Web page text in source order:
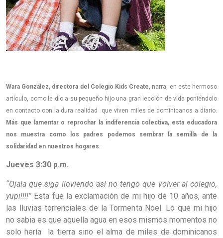
Wara González, directora del Colegio Kids Create, narra, en este hermoso
artículo, como le dio a su pequeño hijo una gran lección de vida poniéndolo
en contacto con la dura realidad que viven miles de dominicanos a diario.
Más que lamentar o reprochar la indiferencia colectiva, esta educadora
nos muestra como los padres podemos sembrar la semilla de la
solidaridad en nuestros hogares.
Jueves 3:30 p.m.
“Ojala que siga lloviendo así no tengo que volver al colegio,
yupi!!!!” Esta fue la exclamación de mi hijo de 10 años, ante
las lluvias torrenciales de la Tormenta Noel. Lo que mi hijo
no sabia es que aquella agua en esos mismos momentos no
solo hería la tierra sino el alma de miles de dominicanos